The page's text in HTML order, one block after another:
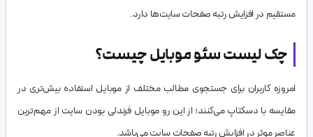
مستقیم در افزایش رتبه صفحات سایت‌ها دارد.
چک لیست سئو موبایل چیست؟
امروزه کاربران برای جستجوی مطالب مختلف از موبایل استفاده بیش‌تری در
مقایسه با دسکتاپ می‌کنند؛ از این رو موبایل فرندلی بودن سایت از مهم‌ترین
عناصر موثر در افزایش رتبه صفحات سایت می‌باشد.